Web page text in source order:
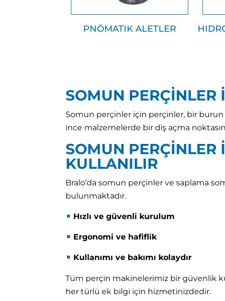
PNÖMATIK ALETLER
SOMUN PERÇİNLER
Somun perçinler için perçinler, bir
ince malzemelerde bir diş açma
SOMUN PERÇİNLER
KULLANILIR
Bralo’da somun perçinler ve saplama
bulunmaktadır.
Hızlı ve güvenli kurulum
Ergonomi ve hafiflik
Kullanımı ve bakımı kolaydır
Tüm perçin makinelerimiz bir güvenlik
her türlü ek bilgi için hizmetinizdedir.